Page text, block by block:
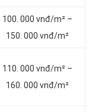
100. 000 vnđ/m² –
150. 000 vnđ/m²
110. 000 vnđ/m² –
160. 000 vnđ/m²